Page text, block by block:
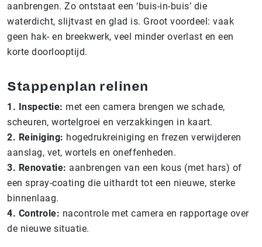
aanbrengen. Zo ontstaat een ‘buis-in-buis’ die
waterdicht, slijtvast en glad is. Groot voordeel: vaak
geen hak- en breekwerk, veel minder overlast en een
korte doorlooptijd.
Stappenplan relinen
1. Inspectie: met een camera brengen we schade,
scheuren, wortelgroei en verzakkingen in kaart.
2. Reiniging: hogedrukreiniging en frezen verwijderen
aanslag, vet, wortels en oneffenheden.
3. Renovatie: aanbrengen van een kous (met hars) of
een spray-coating die uithardt tot een nieuwe, sterke
binnenlaag.
4. Controle: nacontrole met camera en rapportage over
de nieuwe situatie.